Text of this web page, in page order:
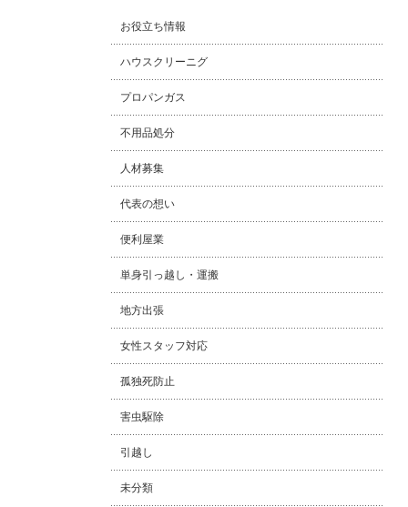
お役立ち情報
ハウスクリーニグ
プロパンガス
不用品処分
人材募集
代表の想い
便利屋業
単身引っ越し・運搬
地方出張
女性スタッフ対応
孤独死防止
害虫駆除
引越し
未分類